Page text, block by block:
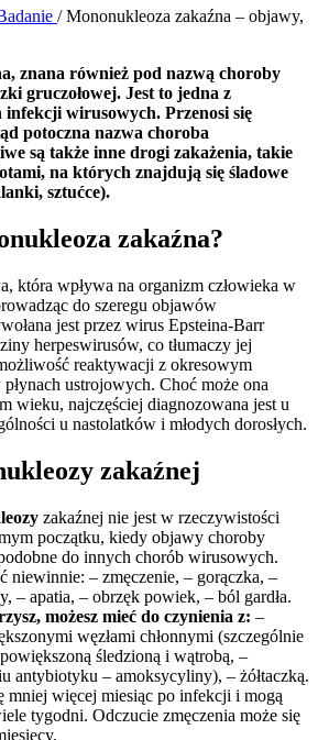
/ Mononukleoza zakaźna – objawy,
znana również pod nazwą choroby
gruczołowej. Jest to jedna z
infekcji wirusowych. Przenosi się
potoczna nazwa choroba
są także inne drogi zakażenia, takie
na których znajdują się śladowe
sztućce).
zakaźna?
która wpływa na organizm człowieka w
do szeregu objawów
jest przez wirus Epsteina-Barr
herpeswirusów, co tłumaczy jej
reaktywacji z okresowym
ustrojowych. Choć może ona
wieku, najczęściej diagnozowana jest u
u nastolatków i młodych dorosłych.
zakaźnej
zakaźnej nie jest w rzeczywistości
początku, kiedy objawy choroby
do innych chorób wirusowych.
niewinnie: – zmęczenie, – gorączka, –
– apatia, – obrzęk powiek, – ból gardła.
możesz mieć do czynienia z: –
węzłami chłonnymi (szczególnie
śledzioną i wątrobą, –
antybiotyku – amoksycyliny), – żółtaczką.
mniej więcej miesiąc po infekcji i mogą
tygodni. Odczucie zmęczenia może się